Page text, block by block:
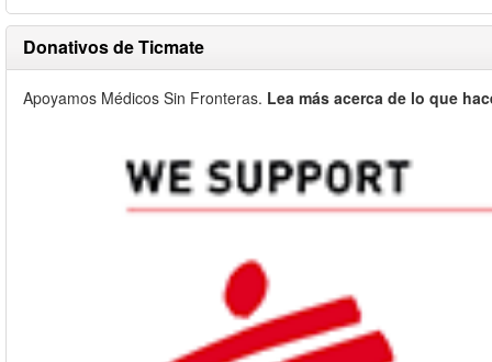
Donativos de Ticmate
Apoyamos Médicos Sin Fronteras. Lea más acerca de lo que